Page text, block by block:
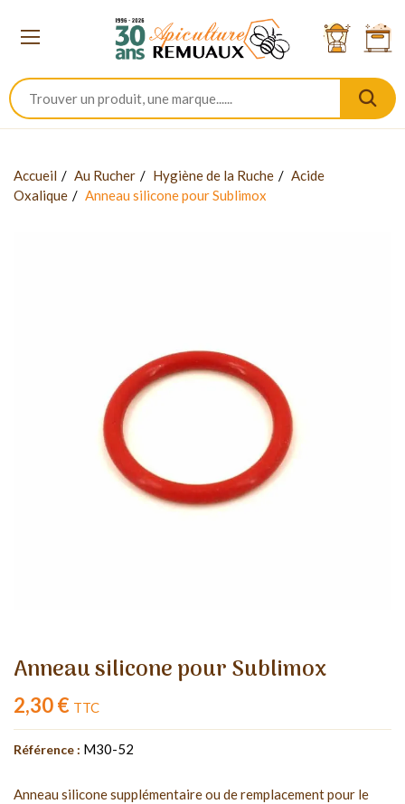
Accueil Au Rucher Hygiène de la Ruche
Acide
Oxalique
Anneau silicone pour Sublimox
Anneau silicone pour Sublimox
2,30 € TTC
Référence : M30-52
Anneau silicone supplémentaire ou de remplacement pour le